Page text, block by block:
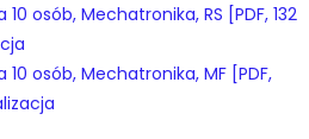
10 osób, Mechatronika, RS [PDF, 132
10 osób, Mechatronika, MF [PDF,